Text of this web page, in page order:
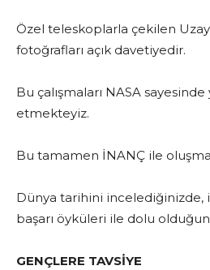
Özel teleskoplarla çekilen
fotoğrafları açık davetiyedir.
Bu çalışmaları NASA
etmekteyiz.
Bu tamamen İNANÇ ile
Dünya tarihini incelediğinizde,
başarı öyküleri ile dolu
GENÇLERE TAVSİYE